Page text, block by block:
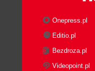
Onepress.pl
Editio.pl
Bezdroza.pl
Videopoint.pl